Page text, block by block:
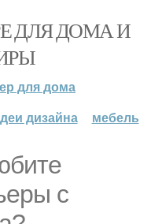
ДЛЯ ДОМА И
для дома
дизайна мебель
с